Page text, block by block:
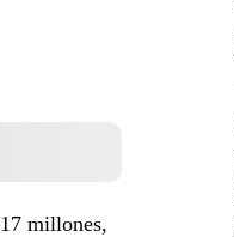
millones,